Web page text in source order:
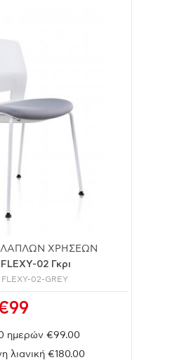
ΧΡΗΣΕΩΝ
02 Γκρι
02-GREY
ημερών €99.00
λιανική €180.00